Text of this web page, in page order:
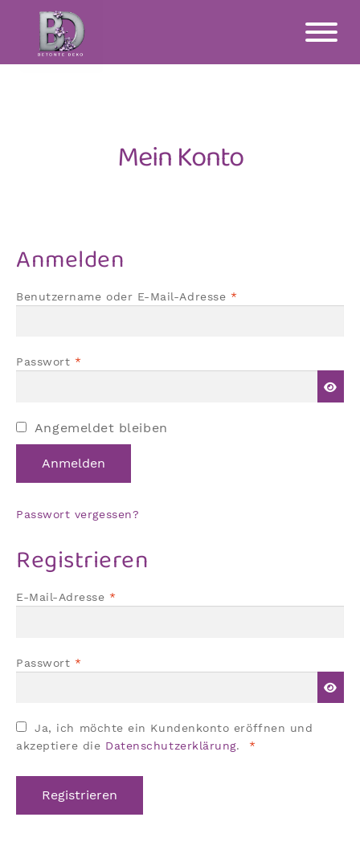
Navigation
springen
Inhalt
springen
Mein Konto
Anmelden
Benutzername oder E-Mail-Adresse *Erforderlich
Passwort *Erforderlich
Angemeldet bleiben
Anmelden
Passwort vergessen?
Registrieren
E-Mail-Adresse*Erforderlich
Passwort *Erforderlich
Ja, ich möchte ein Kundenkonto eröffnen und
akzeptiere die Datenschutzerklärung. *Erforderlich
Registrieren